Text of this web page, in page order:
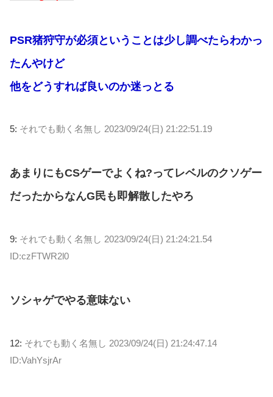
PSR猪狩守が必須ということは少し調べたらわかっ
たんやけど
他をどうすれば良いのか迷っとる
5: それでも動く名無し 2023/09/24(日) 21:22:51.19
あまりにもCSゲーでよくね?ってレベルのクソゲー
だったからなんG民も即解散したやろ
9: それでも動く名無し 2023/09/24(日) 21:24:21.54
ID:czFTWR2l0
ソシャゲでやる意味ない
12: それでも動く名無し 2023/09/24(日) 21:24:47.14
ID:VahYsjrAr